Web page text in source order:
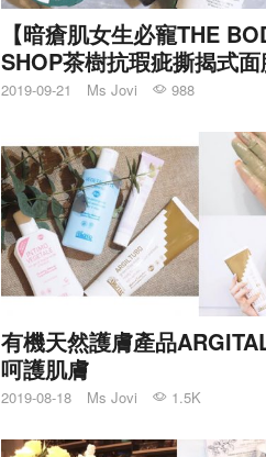
【暗瘡肌女生必寵THE
SHOP茶樹抗瑕疵撕揭式面
2019-09-21 Ms Jovi 988
有機天然護膚產品
呵護肌膚
2019-08-18 Ms Jovi 1.5K